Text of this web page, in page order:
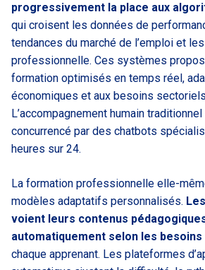
progressivement la place aux
qui croisent les données de
tendances du marché de l’emploi et
professionnelle. Ces systèmes
formation optimisés en temps réel,
économiques et aux besoins
L’accompagnement humain
concurrencé par des chatbots
heures sur 24.
La formation professionnelle elle-
modèles adaptatifs personnalisés.
voient leurs contenus
automatiquement selon les besoins
chaque apprenant. Les plateformes